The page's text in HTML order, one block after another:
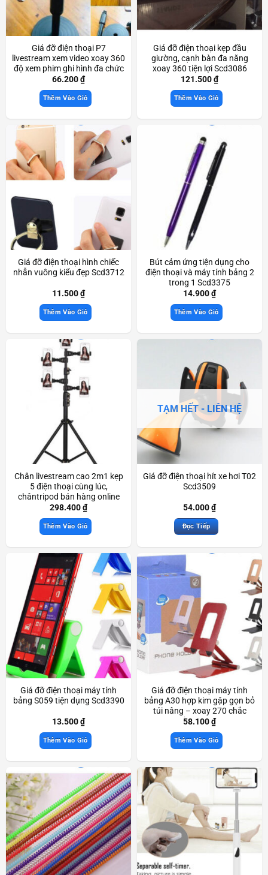
Giá đỡ điện thoại P7
livestream xem video xoay 360
độ xem phim ghi hình đa chức
năng Scd3311
66.200₫
Thêm Vào Giỏ
Giá đỡ điện thoại kẹp đầu
giường, cạnh bàn đa năng
xoay 360 tiện lợi Scd3086
121.500₫
Thêm Vào Giỏ
Giá đỡ điện thoại hình chiếc
nhẫn vuông kiểu đẹp Scd3712
11.500₫
Thêm Vào Giỏ
Bút cảm ứng tiện dụng cho
điện thoại và máy tính bảng 2
trong 1 Scd3375
14.900₫
Thêm Vào Giỏ
Chân livestream cao 2m1 kẹp
5 điện thoại cùng lúc,
chântripod bán hàng online
Scd3090
298.400₫
Thêm Vào Giỏ
TẠM HẾT - LIÊN HỆ
Giá đỡ điện thoại hít xe hơi T02
Scd3509
54.000₫
Đọc Tiếp
Giá đỡ điện thoại máy tính
bảng S059 tiện dụng Scd3390
13.500₫
Thêm Vào Giỏ
Giá đỡ điện thoại máy tính
bảng A30 hợp kim gập gọn bỏ
túi nâng – xoay 270 chắc
chắn Scd3233
58.100₫
Thêm Vào Giỏ